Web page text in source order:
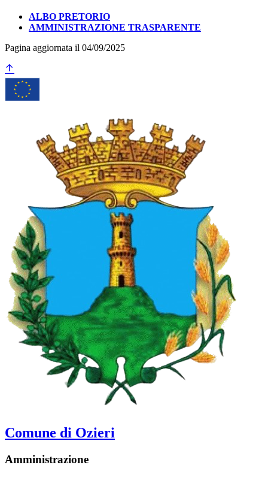
ALBO PRETORIO
AMMINISTRAZIONE TRASPARENTE
Pagina aggiornata il 04/09/2025
Comune di Ozieri
Amministrazione